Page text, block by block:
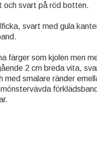
och svart på röd botten.
svart med gula
färger som kjolen men
2 cm breda vita,
med smalare ränder